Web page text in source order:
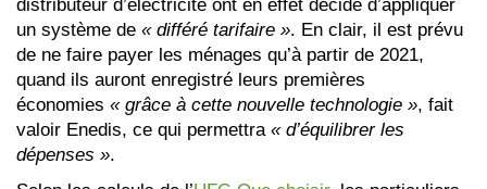
distributeur d’électricité ont en effet décidé d’appliquer
un système de « différé tarifaire ». En clair, il est prévu
de ne faire payer les ménages qu’à partir de 2021,
quand ils auront enregistré leurs premières
économies « grâce à cette nouvelle technologie », fait
valoir Enedis, ce qui permettra « d’équilibrer les
dépenses ».